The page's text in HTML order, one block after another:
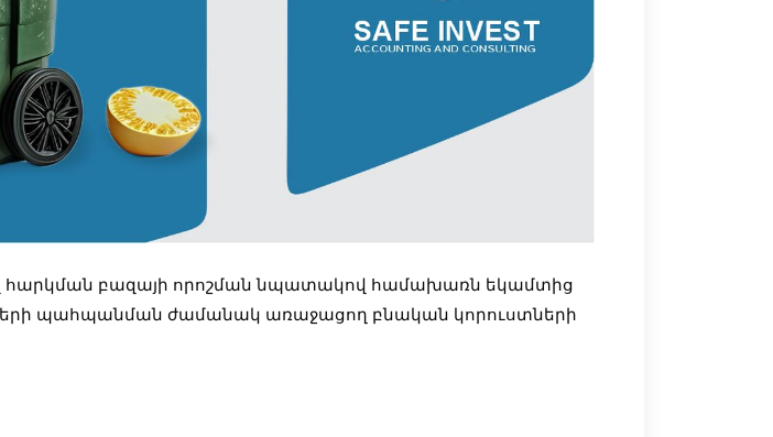
հարկման բազայի որոշման նպատակով համախառն եկամտից
պահպանման ժամանակ առաջացող բնական կորուստների